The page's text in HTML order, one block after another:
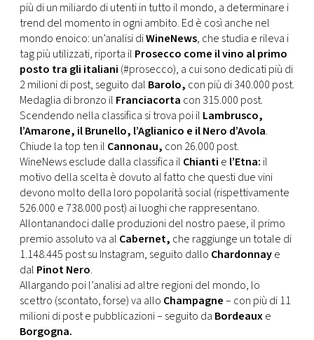
più di un miliardo di utenti in tutto il mondo, a determinare i
trend del momento in ogni ambito. Ed è così anche nel
mondo enoico: un’analisi diWineNews, che studia e rileva i
tag più utilizzati, riporta il Prosecco come il vino al primo
posto tra gli italiani (#prosecco), a cui sono dedicati più di
2 milioni di post, seguito dal Barolo, con più di 340.000 post.
Medaglia di bronzo il Franciacorta con 315.000 post.
Scendendo nella classifica si trova poi il Lambrusco,
l’Amarone, il Brunello, l’Aglianico e il Nero d’Avola.
Chiude la top ten il Cannonau, con 26.000 post.
WineNews esclude dalla classifica il Chianti e l’Etna: il
motivo della scelta è dovuto al fatto che questi due vini
devono molto della loro popolarità social (rispettivamente
526.000 e 738.000 post) ai luoghi che rappresentano.
Allontanandoci dalle produzioni del nostro paese, il primo
premio assoluto va al Cabernet, che raggiunge un totale di
1.148.445 post su Instagram, seguito dallo Chardonnaye
dal Pinot Nero.
Allargando poi l’analisi ad altre regioni del mondo, lo
scettro (scontato, forse) va allo Champagne– con più di 11
milioni di post e pubblicazioni – seguito da Bordeauxe
Borgogna.